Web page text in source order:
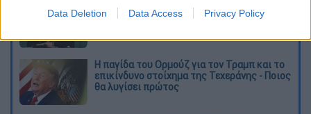
Data Deletion Data Access Privacy Policy
Το φθινοπωρινό σχέδιο Ανδρουλάκη: Η
αντεπίθεση του ΠΑΣΟΚ από την κοινωνία
Η παγίδα του Ορμούζ για τον Τραμπ και το
επικίνδυνο στοίχημα της Τεχεράνης - Ποιος
θα λυγίσει πρώτος